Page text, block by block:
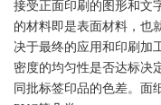
接受正面印刷的图形和文
的材料即是表面材料，
决于最终的应用和印刷加
密度的均匀性是否达标决
同批标签印品的色差。面